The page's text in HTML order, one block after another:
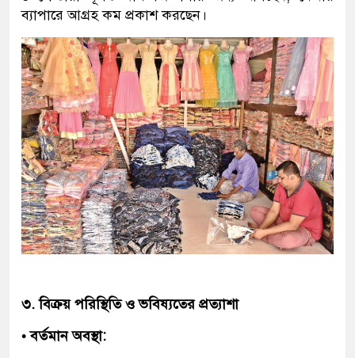
ব্যাপারে আগ্রহ কম প্রকাশ করছেন।
৩. বিক্রয় পরিস্থিতি ও ভবিষ্যতের প্রত্যাশা
• বর্তমান অবস্থা: